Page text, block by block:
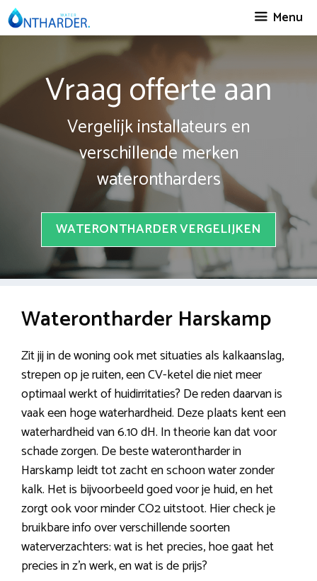
Spring
naar
Menu
Vraag offerte aan
Vergelijk installateurs en
verschillende merken
waterontharders
WATERONTHARDER VERGELIJKEN
Waterontharder Harskamp
Zit jij in de woning ook met situaties als kalkaanslag,
strepen op je ruiten, een CV-ketel die niet meer
optimaal werkt of huidirritaties? De reden daarvan is
vaak een hoge waterhardheid. Deze plaats kent een
waterhardheid van 6.10 dH. In theorie kan dat voor
schade zorgen. De beste waterontharder in
Harskamp leidt tot zacht en schoon water zonder
kalk. Het is bijvoorbeeld goed voor je huid, en het
zorgt ook voor minder CO2 uitstoot. Hier check je
bruikbare info over verschillende soorten
waterverzachters: wat is het precies, hoe gaat het
precies in z’n werk, en wat is de prijs?